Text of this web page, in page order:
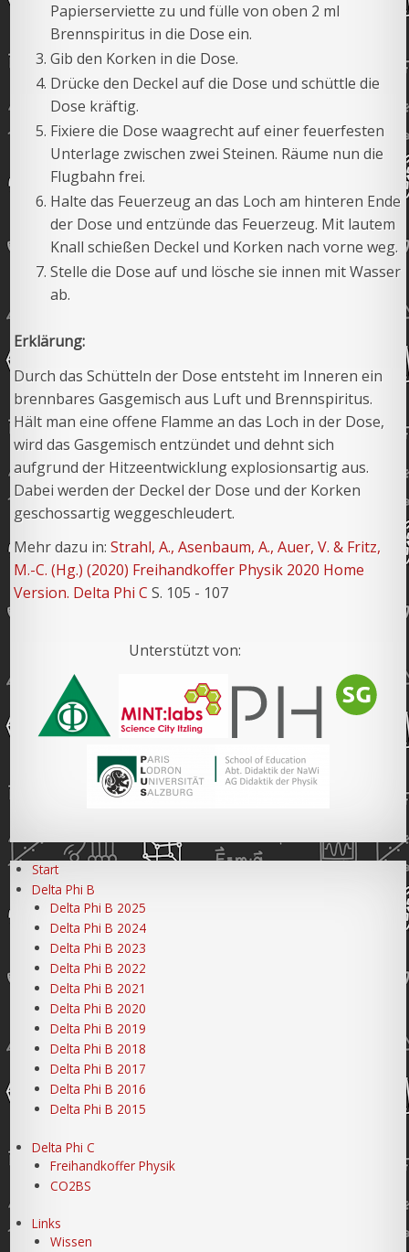
Papierserviette zu und fülle von oben 2 ml
Brennspiritus in die Dose ein.
Gib den Korken in die Dose.
Drücke den Deckel auf die Dose und schüttle die
Dose kräftig.
Fixiere die Dose waagrecht auf einer feuerfesten
Unterlage zwischen zwei Steinen. Räume nun die
Flugbahn frei.
Halte das Feuerzeug an das Loch am hinteren Ende
der Dose und entzünde das Feuerzeug. Mit lautem
Knall schießen Deckel und Korken nach vorne weg.
Stelle die Dose auf und lösche sie innen mit Wasser
ab.
Erklärung:
Durch das Schütteln der Dose entsteht im Inneren ein
brennbares Gasgemisch aus Luft und Brennspiritus.
Hält man eine offene Flamme an das Loch in der Dose,
wird das Gasgemisch entzündet und dehnt sich
aufgrund der Hitzeentwicklung explosionsartig aus.
Dabei werden der Deckel der Dose und der Korken
geschossartig weggeschleudert.
Mehr dazu in:Strahl, A., Asenbaum, A., Auer, V. & Fritz,
M.-C. (Hg.) (2020) Freihandkoffer Physik 2020 Home
Version. Delta Phi C S. 105 - 107
Unterstützt von:
Start
Delta Phi B
Delta Phi B 2025
Delta Phi B 2024
Delta Phi B 2023
Delta Phi B 2022
Delta Phi B 2021
Delta Phi B 2020
Delta Phi B 2019
Delta Phi B 2018
Delta Phi B 2017
Delta Phi B 2016
Delta Phi B 2015
Delta Phi C
Freihandkoffer Physik
CO2BS
Links
Wissen